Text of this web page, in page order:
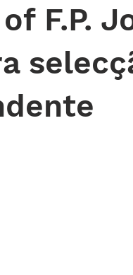
F.P.
5 estrelas.